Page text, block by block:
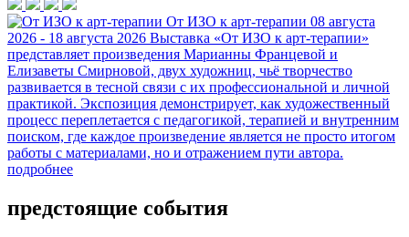
От ИЗО к арт-терапии 08 августа
2026 - 18 августа 2026 Выставка «От ИЗО к арт-терапии»
представляет произведения Марианны Францевой и
Елизаветы Смирновой, двух художниц, чьё творчество
развивается в тесной связи с их профессиональной и личной
практикой. Экспозиция демонстрирует, как художественный
процесс переплетается с педагогикой, терапией и внутренним
поиском, где каждое произведение является не просто итогом
работы с материалами, но и отражением пути автора.
подробнее
предстоящие события